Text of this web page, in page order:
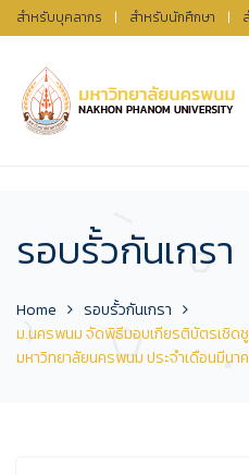
สำหรับบุคลากร | สำหรับนักศึกษา |
รอบรั้วกันเกรา
Home
รอบรั้วกันเกรา
ม.นครพนม จัดพิธีมอบเกียรติบัตรเชิด
มหาวิทยาลัยนครพนม ประจำเดือนมีนา